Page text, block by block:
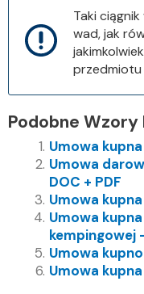
Taki
wad, jak
przedmiotu
Podobne Wzory
Umowa
Umowa
DOC + PDF
Umowa
Umowa
kempingowej
Umowa
Umowa